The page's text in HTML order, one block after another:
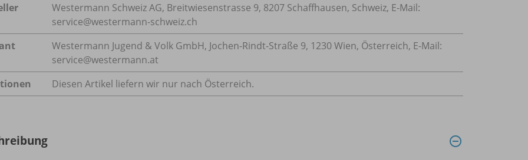
Westermann Schweiz AG, Breitwiesenstrasse 9, 8207 Schaffhausen, Schweiz, E-Mail:
service@westermann-schweiz.ch
Westermann Jugend & Volk GmbH, Jochen-Rindt-Straße 9, 1230 Wien, Österreich, E-Mail:
service@westermann.at
Diesen Artikel liefern wir nur nach Österreich.